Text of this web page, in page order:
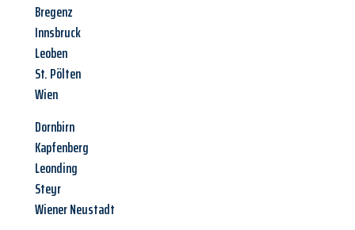
Bregenz
Innsbruck
Leoben
St. Pölten
Wien
Dornbirn
Kapfenberg
Leonding
Steyr
Wiener Neustadt